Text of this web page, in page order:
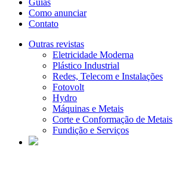
Guias
Como anunciar
Contato
Outras revistas
Eletricidade Moderna
Plástico Industrial
Redes, Telecom e Instalações
Fotovolt
Hydro
Máquinas e Metais
Corte e Conformação de Metais
Fundição e Serviços